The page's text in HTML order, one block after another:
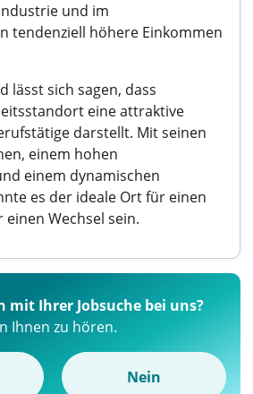
und im
tendenziell höhere Einkommen
lässt sich sagen, dass
eine attraktive
darstellt. Mit seinen
einem hohen
einem dynamischen
es der ideale Ort für einen
Wechsel sein.
mit Ihrer Jobsuche bei uns?
Ihnen zu hören.
Nein